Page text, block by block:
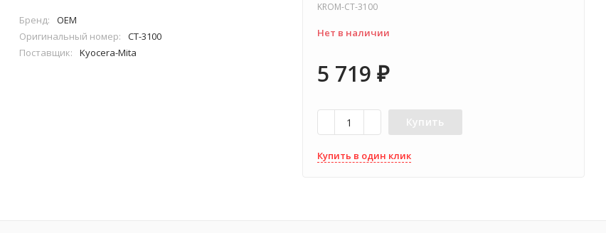
Бренд:
OEM
Оригинальный номер:
CT-3100
Поставщик:
Kyocera-Mita
KROM-CT-3100
Нет в наличии
5 719 ₽
Купить
Купить в один клик